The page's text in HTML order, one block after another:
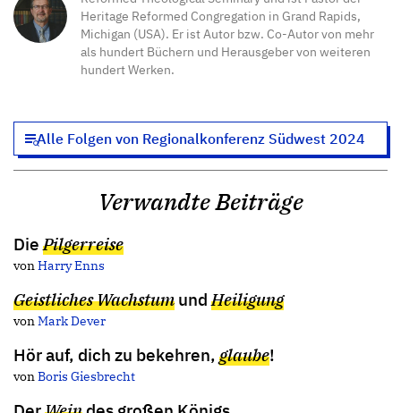
Heritage Reformed Congregation in Grand Rapids,
Michigan (USA). Er ist Autor bzw. Co-Autor von mehr
als hundert Büchern und Herausgeber von weiteren
hundert Werken.
Alle Folgen von Regionalkonferenz Südwest 2024
Verwandte Beiträge
DiePilgerreise
vonHarry Enns
Geistliches Wachstum undHeiligung
vonMark Dever
Hör auf, dich zu bekehren, glaube!
vonBoris Giesbrecht